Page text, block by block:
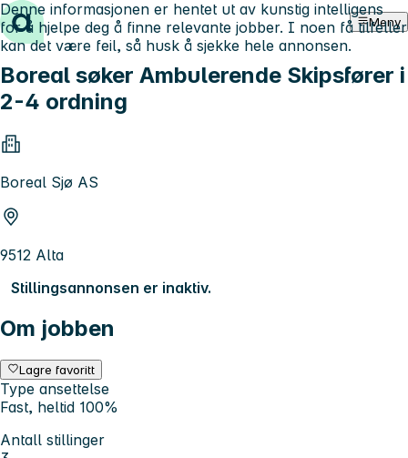
Hopp til innhold Meny
Boreal søker Ambulerende Skipsfører i
2-4 ordning
Boreal Sjø AS
9512 Alta
Stillingsannonsen er inaktiv.
Om jobben
Lagre favoritt
Type ansettelse
Fast, heltid 100%
Antall stillinger
Denne informasjonen er hentet ut av kunstig intelligens
for å hjelpe deg å finne relevante jobber. I noen få tilfeller
kan det være feil, så husk å sjekke hele annonsen.